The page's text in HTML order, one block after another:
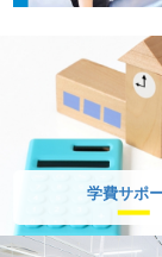
学費サポ